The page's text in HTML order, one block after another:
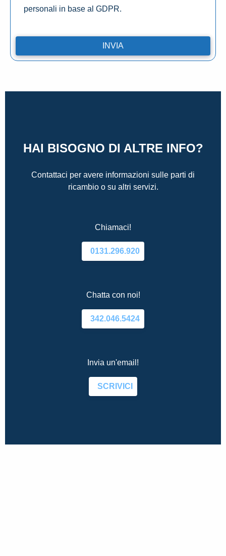
personali in base al GDPR.
HAI BISOGNO DI ALTRE INFO?
Contattaci per avere informazioni sulle parti di
ricambio o su altri servizi.
Chiamaci!
0131.296.920
Chatta con noi!
342.046.5424
Invia un'email!
SCRIVICI